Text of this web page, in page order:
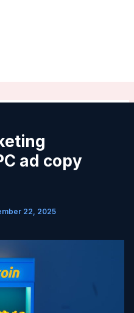
ad copy
22, 2025